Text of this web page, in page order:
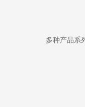
多种产品系